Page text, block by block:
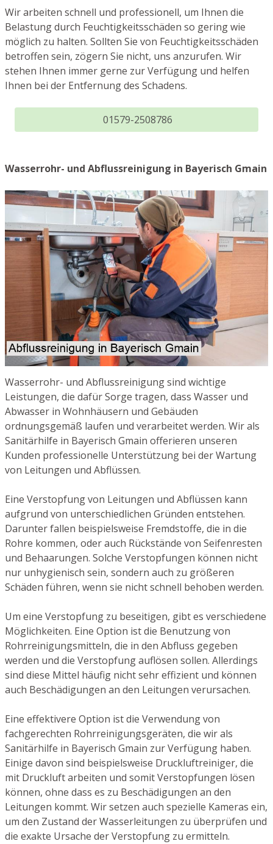
Wir arbeiten schnell und professionell, um Ihnen die
Belastung durch Feuchtigkeitsschäden so gering wie
möglich zu halten. Sollten Sie von Feuchtigkeitsschäden
betroffen sein, zögern Sie nicht, uns anzurufen. Wir
stehen Ihnen immer gerne zur Verfügung und helfen
Ihnen bei der Entfernung des Schadens.
01579-2508786
Wasserrohr- und Abflussreinigung in Bayerisch Gmain
Wasserrohr- und Abflussreinigung sind wichtige
Leistungen, die dafür Sorge tragen, dass Wasser und
Abwasser in Wohnhäusern und Gebäuden
ordnungsgemäß laufen und verarbeitet werden. Wir als
Sanitärhilfe in Bayerisch Gmain offerieren unseren
Kunden professionelle Unterstützung bei der Wartung
von Leitungen und Abflüssen.
Eine Verstopfung von Leitungen und Abflüssen kann
aufgrund von unterschiedlichen Gründen entstehen.
Darunter fallen beispielsweise Fremdstoffe, die in die
Rohre kommen, oder auch Rückstände von Seifenresten
und Behaarungen. Solche Verstopfungen können nicht
nur unhygienisch sein, sondern auch zu größeren
Schäden führen, wenn sie nicht schnell behoben werden.
Um eine Verstopfung zu beseitigen, gibt es verschiedene
Möglichkeiten. Eine Option ist die Benutzung von
Rohrreinigungsmitteln, die in den Abfluss gegeben
werden und die Verstopfung auflösen sollen. Allerdings
sind diese Mittel häufig nicht sehr effizient und können
auch Beschädigungen an den Leitungen verursachen.
Eine effektivere Option ist die Verwendung von
fachgerechten Rohrreinigungsgeräten, die wir als
Sanitärhilfe in Bayerisch Gmain zur Verfügung haben.
Einige davon sind beispielsweise Druckluftreiniger, die
mit Druckluft arbeiten und somit Verstopfungen lösen
können, ohne dass es zu Beschädigungen an den
Leitungen kommt. Wir setzen auch spezielle Kameras ein,
um den Zustand der Wasserleitungen zu überprüfen und
die exakte Ursache der Verstopfung zu ermitteln.